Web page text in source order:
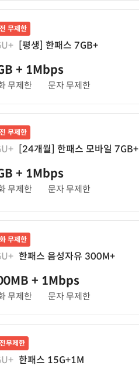
무제한
[평생] 한패스 7GB+
+ 1Mbps
무제한 문자 무제한
무제한
[24개월] 한패스 모바일 7GB+
+ 1Mbps
무제한 문자 무제한
무제한
한패스 음성자유 300M+
+ 1Mbps
무제한 문자 무제한
무제한
한패스 15G+1M